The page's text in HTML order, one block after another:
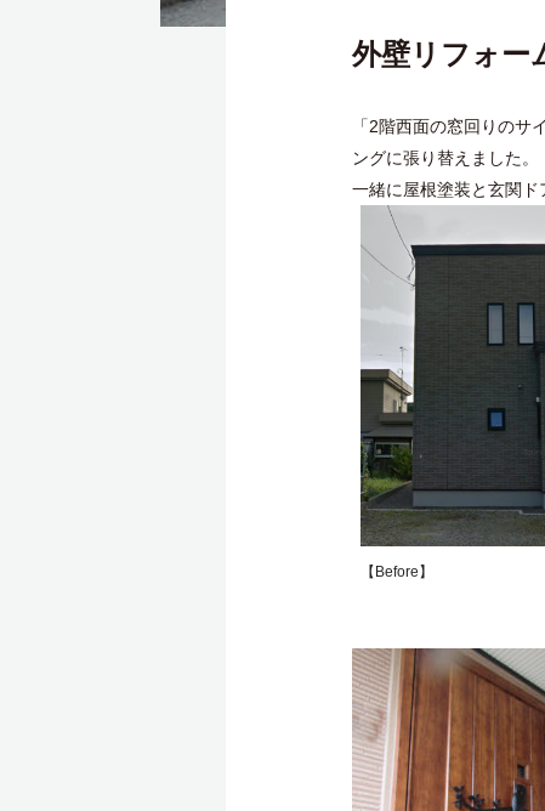
外壁リフォー
「2階西面の窓回りの
ングに張り替えました。
一緒に屋根塗装と玄関ド
【Before】